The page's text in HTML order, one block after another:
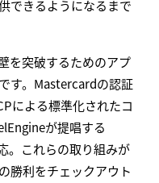
できるようになるまで
を突破するためのアプ
す。Mastercardの認証
による標準化されたコ
が提唱する
。これらの取り組みが
勝利をチェックアウト